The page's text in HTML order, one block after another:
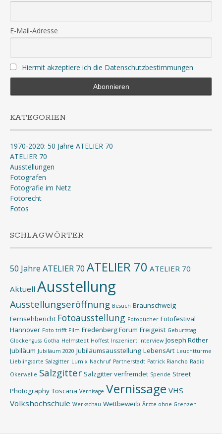
E-Mail-Adresse
Hiermit akzeptiere ich die Datenschutzbestimmungen
KATEGORIEN
1970-2020: 50 Jahre ATELIER 70
ATELIER 70
Ausstellungen
Fotografen
Fotografie im Netz
Fotorecht
Fotos
SCHLAGWÖRTER
50 Jahre ATELIER 70 ATELIER 70 ATELIER 70
Aktuell Ausstellung
Ausstellungseröffnung Besuch Braunschweig
Fernsehbericht Fotoausstellung Fotobücher Fotofestival
Hannover Foto trifft Film Fredenberg Forum Freigeist Geburtstag
Glockenguss Gotha Helmstedt Hoffest Inszeniert Interview Joseph Röther
Jubiläum Jubiläum 2020 Jubiläumsausstellung LebensArt Leuchttürme
Lieblingsorte Salzgitter Lumix Nachruf Partnerstadt Patrick Riancho Radio
Okerwelle Salzgitter Salzgitter verfremdet Spende Street
Photography Toscana Vernisage Vernissage VHS
Volkshochschule Werkschau Wettbewerb Ärzte ohne Grenzen